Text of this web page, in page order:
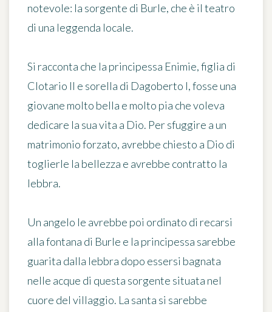
notevole: la sorgente di Burle, che è il teatro
di una leggenda locale.
Si racconta che la principessa Enimie, figlia di
Clotario II e sorella di Dagoberto I, fosse una
giovane molto bella e molto pia che voleva
dedicare la sua vita a Dio. Per sfuggire a un
matrimonio forzato, avrebbe chiesto a Dio di
toglierle la bellezza e avrebbe contratto la
lebbra.
Un angelo le avrebbe poi ordinato di recarsi
alla fontana di Burle e la principessa sarebbe
guarita dalla lebbra dopo essersi bagnata
nelle acque di questa sorgente situata nel
cuore del villaggio. La santa si sarebbe